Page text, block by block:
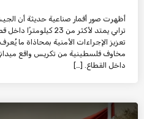
أظهرت صور أقمار صناعية حديثة أن
ترابي يمتد لأكثر من
تعزيز الإجراءات الأمنية بمحاذاة ما
مخاوف فلسطينية من تكريس واقع
داخل القطاع. […]